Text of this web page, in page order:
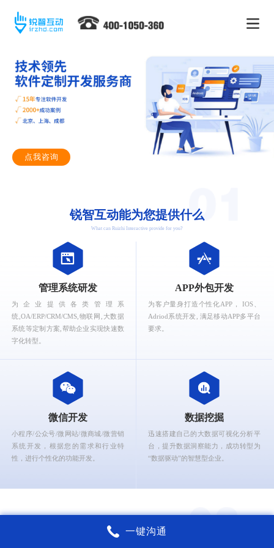
点我咨询
锐智互动能为您提供什么
What can Ruizhi Interactive provide for you?
管理系统研发
为企业提供各类管理系
统,OA/ERP/CRM/CMS,物联网,大数据
系统等定制方案,帮助企业实现快速数
字化转型。
APP外包开发
为客户量身打造个性化APP， IOS、
Adriod系统开发, 满足移动APP多平台
要求。
微信开发
小程序/公众号/微网站/微商城/微营销
系统开发，根据您的需求和行业特
性，进行个性化的功能开发。
数据挖掘
迅速搭建自己的大数据可视化分析平
台，提升数据洞察能力，成功转型为
“数据驱动”的智慧型企业。
锐智互动核心能力
一键沟通